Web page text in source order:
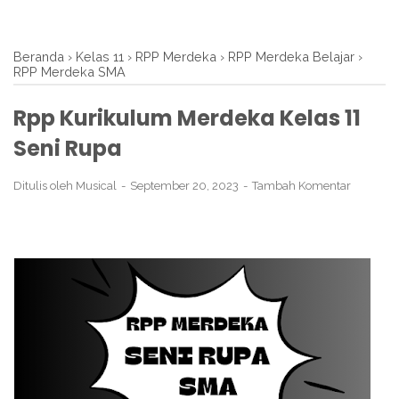
Beranda › Kelas 11 › RPP Merdeka › RPP Merdeka Belajar ›
RPP Merdeka SMA
Rpp Kurikulum Merdeka Kelas 11
Seni Rupa
Ditulis oleh Musical September 20, 2023 Tambah Komentar